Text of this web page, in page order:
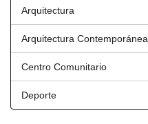
Arquitectura
Arquitectura Contemporánea
Centro Comunitario
Deporte